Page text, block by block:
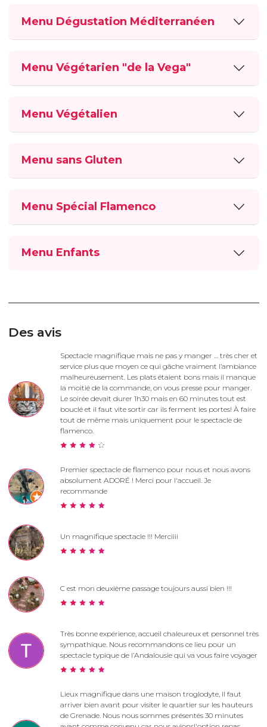
Menu Dégustation Méditerranéen
Menu Végétarien "de la Vega"
Menu Végétalien
Menu sans Gluten
Menu Spécial Flamenco
Menu Enfants
Des avis
Spectacle magnifique mais ne pas y manger … très cher et
service plus que moyen ce qui gâche vraiment l’ambiance
malheureusement. Les plats étaient bons mais il manque
la moitié de la commande, on vous presse pour manger.
Le soirée devait durer 1h30 mais en 60 minutes tout est
bouclé et il faut vite sortir car ils ferment les portes! À faire
tout de même mais uniquement pour le spectacle de
flamenco.
Premier spectacle de flamenco pour nous et nous avons
absolument ADORÉ ! Merci pour l'accueil. Je
recommande
Un magnifique spectacle !!! Merciiii
C est mon deuxième passage toujours aussi bien !!!
Très bonne expérience, accueil chaleureux et personnel très
sympathique. Nous recommandons ce lieu pour un
spectacle typique de l’Andalousie qui va vous faire voyager
Lieux magnifique dans une maison troglodyte, Il faut
arriver bien avant pour visiter le quartier sur les hauteurs
de Grenade. Nous nous sommes présentés 30 minutes